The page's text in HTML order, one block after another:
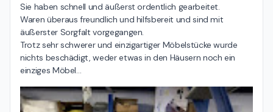
Sie haben schnell und äußerst ordentlich gearbeitet.
Waren überaus freundlich und hilfsbereit und sind mit
äußerster Sorgfalt vorgegangen.
Trotz sehr schwerer und einzigartiger Möbelstücke wurde
nichts beschädigt, weder etwas in den Häusern noch ein
einziges Möbel